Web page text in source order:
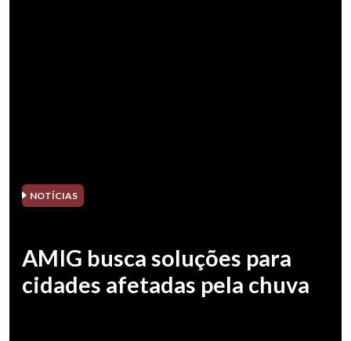
NOTÍCIAS
AMIG busca soluções para
cidades afetadas pela chuva